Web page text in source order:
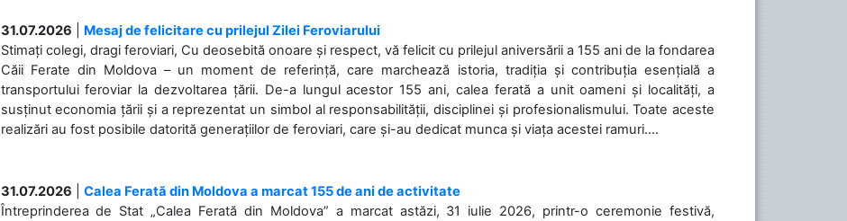
31.07.2026
Mesaj de felicitare cu prilejul Zilei Feroviarului
Stimați colegi, dragi feroviari, Cu deosebită onoare și respect, vă felicit cu prilejul aniversării a 155 ani de la fondarea
Căii Ferate din Moldova – un moment de referință, care marchează istoria, tradiția și contribuția esențială a
transportului feroviar la dezvoltarea țării. De-a lungul acestor 155 ani, calea ferată a unit oameni și localități, a
susținut economia țării și a reprezentat un simbol al responsabilității, disciplinei și profesionalismului. Toate aceste
realizări au fost posibile datorită generațiilor de feroviari, care și-au dedicat munca și viața acestei ramuri....
31.07.2026
Calea Ferată din Moldova a marcat 155 de ani de activitate
Întreprinderea de Stat „Calea Ferată din Moldova” a marcat astăzi, 31 iulie 2026, printr-o ceremonie festivă,